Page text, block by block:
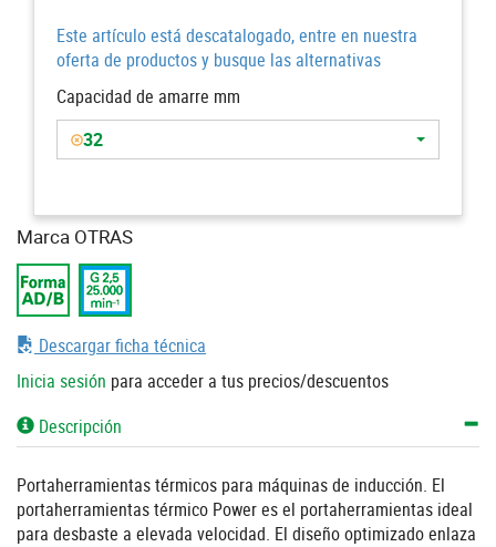
Este artículo está descatalogado, entre en nuestra
oferta de productos y busque las alternativas
Capacidad de amarre mm
32
Marca OTRAS
Descargar ficha técnica
Inicia sesión para acceder a tus precios/descuentos
Descripción
Portaherramientas térmicos para máquinas de inducción. El
portaherramientas térmico Power es el portaherramientas ideal
para desbaste a elevada velocidad. El diseño optimizado enlaza